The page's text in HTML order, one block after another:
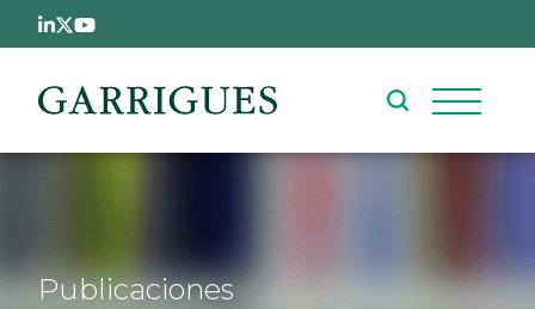
Pasar al contenido principal
Publicaciones